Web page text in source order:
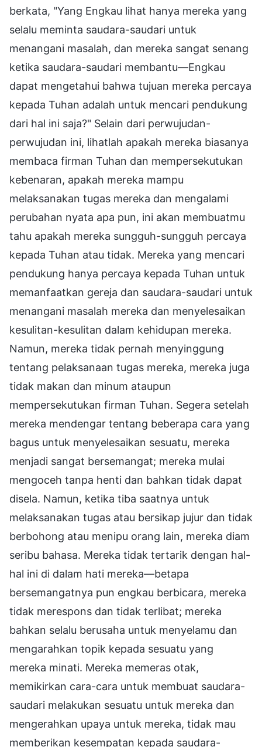
berkata, "Yang Engkau lihat hanya mereka yang
selalu meminta saudara-saudari untuk
menangani masalah, dan mereka sangat senang
ketika saudara-saudari membantu—Engkau
dapat mengetahui bahwa tujuan mereka percaya
kepada Tuhan adalah untuk mencari pendukung
dari hal ini saja?" Selain dari perwujudan-
perwujudan ini, lihatlah apakah mereka biasanya
membaca firman Tuhan dan mempersekutukan
kebenaran, apakah mereka mampu
melaksanakan tugas mereka dan mengalami
perubahan nyata apa pun, ini akan membuatmu
tahu apakah mereka sungguh-sungguh percaya
kepada Tuhan atau tidak. Mereka yang mencari
pendukung hanya percaya kepada Tuhan untuk
memanfaatkan gereja dan saudara-saudari untuk
menangani masalah mereka dan menyelesaikan
kesulitan-kesulitan dalam kehidupan mereka.
Namun, mereka tidak pernah menyinggung
tentang pelaksanaan tugas mereka, mereka juga
tidak makan dan minum ataupun
mempersekutukan firman Tuhan. Segera setelah
mereka mendengar tentang beberapa cara yang
bagus untuk menyelesaikan sesuatu, mereka
menjadi sangat bersemangat; mereka mulai
mengoceh tanpa henti dan bahkan tidak dapat
disela. Namun, ketika tiba saatnya untuk
melaksanakan tugas atau bersikap jujur dan tidak
berbohong atau menipu orang lain, mereka diam
seribu bahasa. Mereka tidak tertarik dengan hal-
hal ini di dalam hati mereka—betapa
bersemangatnya pun engkau berbicara, mereka
tidak merespons dan tidak terlibat; mereka
bahkan selalu berusaha untuk menyelamu dan
mengarahkan topik kepada sesuatu yang
mereka minati. Mereka memeras otak,
memikirkan cara-cara untuk membuat saudara-
saudari melakukan sesuatu untuk mereka dan
mengerahkan upaya untuk mereka, tidak mau
memberikan kesempatan kepada saudara-